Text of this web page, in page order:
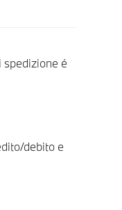
é
debito e